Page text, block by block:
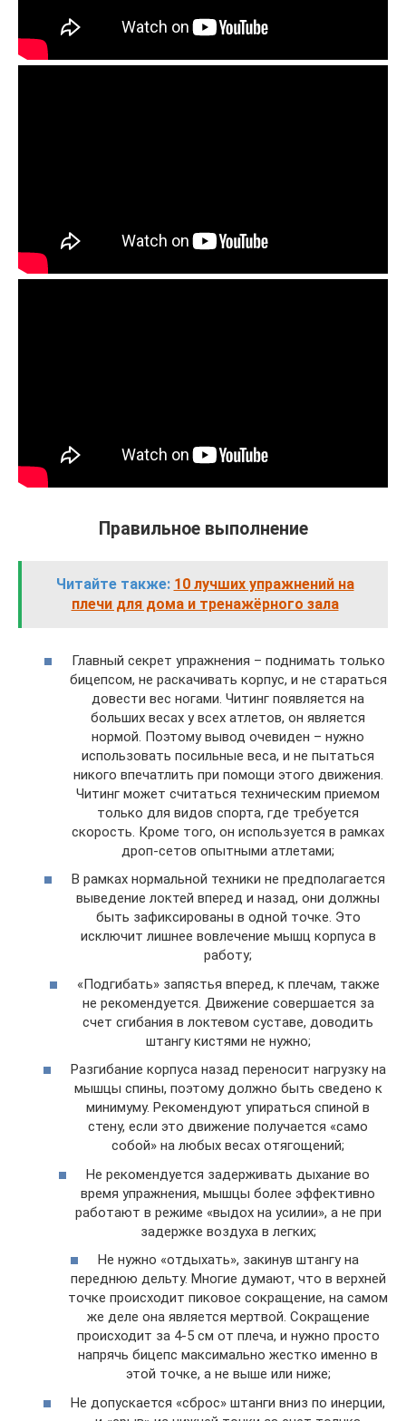
Правильное выполнение
Читайте также: 10 лучших упражнений на
плечи для дома и тренажёрного зала
Главный секрет упражнения – поднимать только
бицепсом, не раскачивать корпус, и не стараться
довести вес ногами. Читинг появляется на
больших весах у всех атлетов, он является
нормой. Поэтому вывод очевиден – нужно
использовать посильные веса, и не пытаться
никого впечатлить при помощи этого движения.
Читинг может считаться техническим приемом
только для видов спорта, где требуется
скорость. Кроме того, он используется в рамках
дроп-сетов опытными атлетами;
В рамках нормальной техники не предполагается
выведение локтей вперед и назад, они должны
быть зафиксированы в одной точке. Это
исключит лишнее вовлечение мышц корпуса в
работу;
«Подгибать» запястья вперед, к плечам, также
не рекомендуется. Движение совершается за
счет сгибания в локтевом суставе, доводить
штангу кистями не нужно;
Разгибание корпуса назад переносит нагрузку на
мышцы спины, поэтому должно быть сведено к
минимуму. Рекомендуют упираться спиной в
стену, если это движение получается «само
собой» на любых весах отягощений;
Не рекомендуется задерживать дыхание во
время упражнения, мышцы более эффективно
работают в режиме «выдох на усилии», а не при
задержке воздуха в легких;
Не нужно «отдыхать», закинув штангу на
переднюю дельту. Многие думают, что в верхней
точке происходит пиковое сокращение, на самом
же деле она является мертвой. Сокращение
происходит за 4-5 см от плеча, и нужно просто
напрячь бицепс максимально жестко именно в
этой точке, а не выше или ниже;
Не допускается «сброс» штанги вниз по инерции,